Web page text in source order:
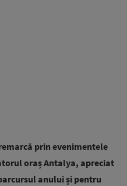
prin evenimentele
oraș Antalya, apreciat
anului și pentru